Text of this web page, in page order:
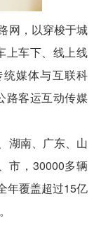
网，以穿梭于城
上车下、线上线
媒体与互联科
路客运互动传媒
湖南、广东、山
市，30000多辆
年覆盖超过15亿